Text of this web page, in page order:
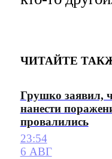
ЧИТАЙТЕ
Грушко заявил,
нанести
провалились
23:54
6 АВГ